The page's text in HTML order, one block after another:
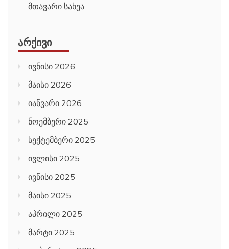
მთავარი სახეა
ᲐᲠᲥᲘᲕᲘ
ივნისი 2026
მაისი 2026
იანვარი 2026
ნოემბერი 2025
სექტემბერი 2025
ივლისი 2025
ივნისი 2025
მაისი 2025
აპრილი 2025
მარტი 2025